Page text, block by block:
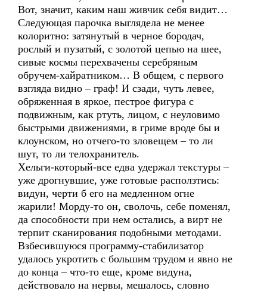
Вот, значит, каким наш живчик себя видит…
Следующая парочка выглядела не менее
колоритно: затянутый в черное бородач,
рослый и пузатый, с золотой цепью на шее,
сивые космы перехвачены серебряным
обручем-хайратником… В общем, с первого
взгляда видно – граф! И сзади, чуть левее,
обряженная в яркое, пестрое фигура с
подвижным, как ртуть, лицом, с неуловимо
быстрыми движениями, в гриме вроде бы и
клоунском, но отчего-то зловещем – то ли
шут, то ли телохранитель.
Хельги-который-все едва удержал текстуры –
уже дрогнувшие, уже готовые расползтись:
видун, черти б его на медленном огне
жарили! Морду-то он, сволочь, себе поменял,
да способности при нем остались, а вирт не
терпит сканирования подобными методами.
Взбесившуюся программу-стабилизатор
удалось укротить с большим трудом и явно не
до конца – что-то еще, кроме видуна,
действовало на нервы, мешалось, словно